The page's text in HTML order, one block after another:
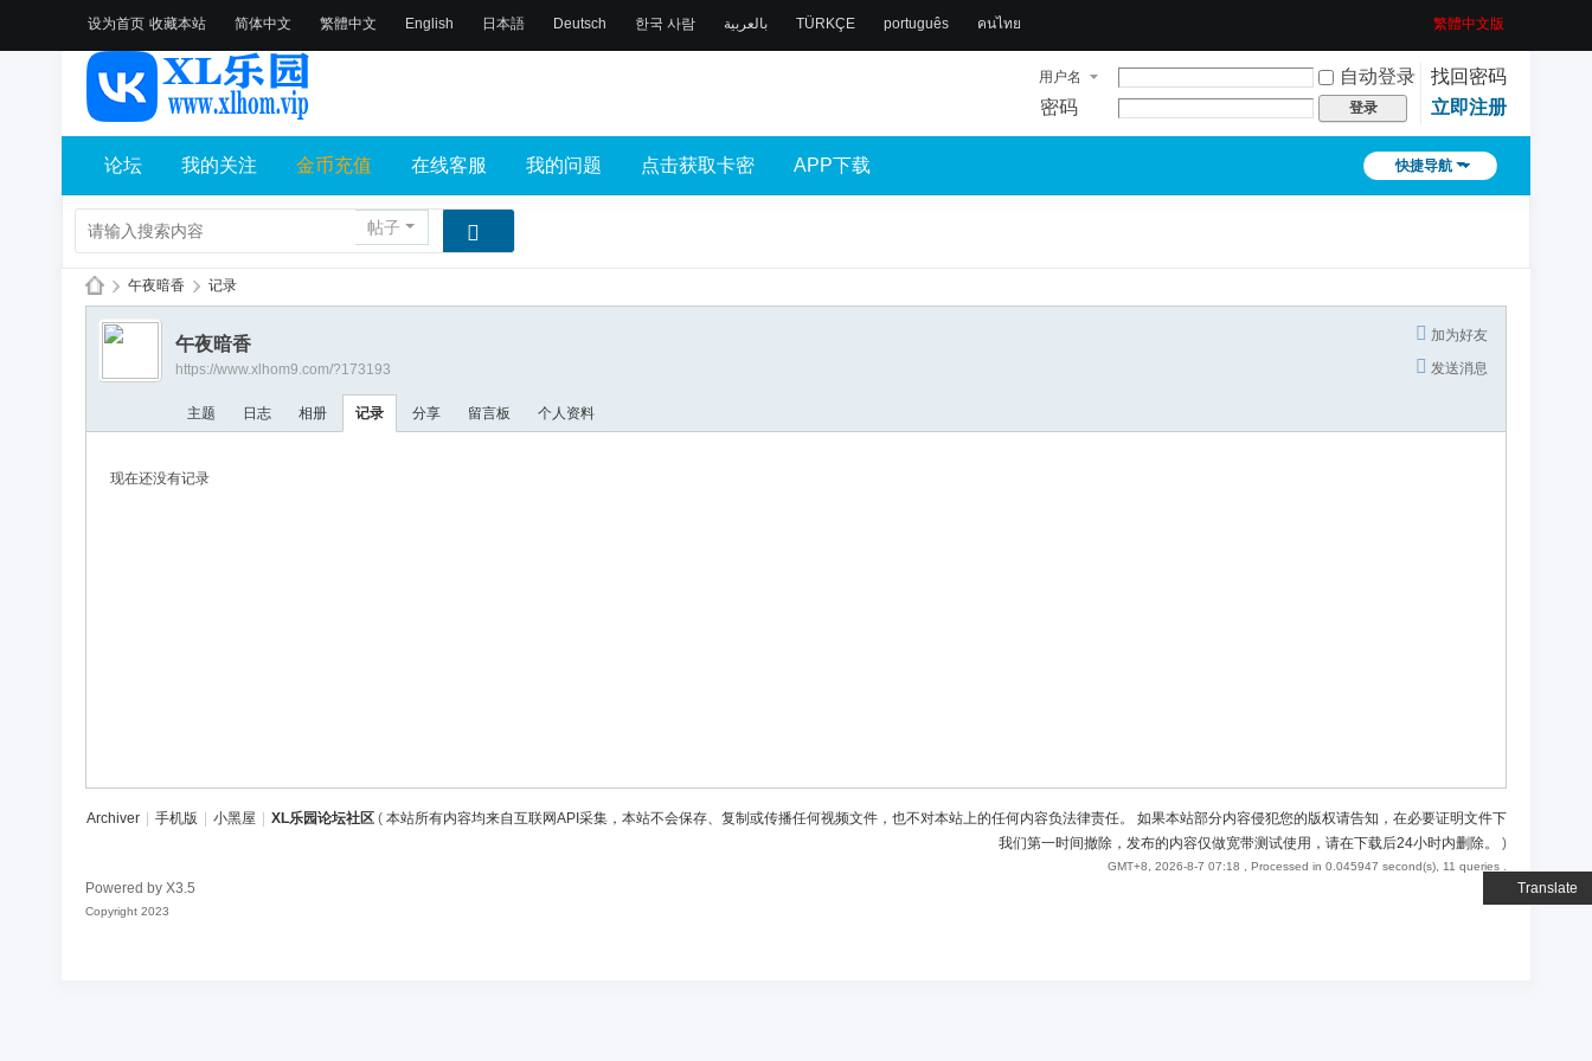
设为首页 收藏本站
Translate
简体中文 繁體中文 English 日本語 Deutsch 한국 사람 بالعربية TÜRKÇE português คนไทย 繁體中文版
用户名 自动登录
找回密码
密码
登录 立即注册
快捷导航
论坛 我的关注 金币充值 在线客服 我的问题 点击获取卡密 APP下载
帖子
X
乐
› 午夜暗香 › 记录
加为好友
发送消息
午夜暗香
https://www.xlhom9.com/?173193
主题 日志 相册 记录 分享 留言板 个人资料
现在还没有记录
Archiver 手机版 小黑屋 XL乐园论坛社区 ( 本站所有内容均来自互联网API采集，本站不会保存、复制或传播任何视频文件，也不对本站上的任何内容负法律责任。 如果本站部分内容侵犯您的版权请告知，在必要证明文件下
我们第一时间撤除，发布的内容仅做宽带测试使用，请在下载后24小时内删除。
)
GMT+8, 2026-8-7 07:18 , Processed in 0.045947 second(s), 11 queries .
Powered by X3.5
Copyright 2023